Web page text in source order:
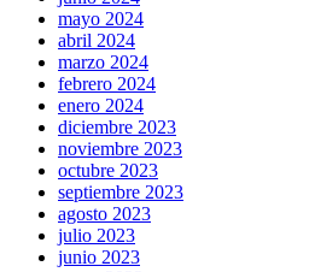
mayo 2024
abril 2024
marzo 2024
febrero 2024
enero 2024
diciembre 2023
noviembre 2023
octubre 2023
septiembre 2023
agosto 2023
julio 2023
junio 2023